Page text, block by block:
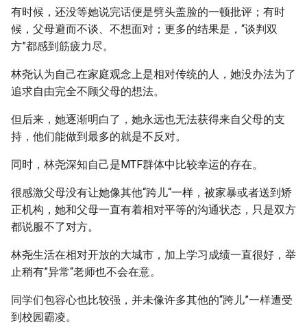
有时候，还没等她说完话便是劈头盖脸的一顿批评；有时
候，父母避而不谈、不想面对；更多的结果是，“谈判双
方”都感到筋疲力尽。
林尧认为自己在家庭观念上是相对传统的人，她没办法为了
追求自由完全不顾父母的想法。
但后来，她逐渐明白了，她永远也无法获得来自父母的支
持，他们能做到最多的就是不反对。
同时，林尧深知自己是MTF群体中比较幸运的存在。
很感激父母没有让她像其他“跨儿“一样，被家暴或者送到矫
正机构，她和父母一直有着相对平等的沟通状态，只是双方
都说服不了对方。
林尧生活在相对开放的大城市，加上学习成绩一直很好，举
止稍有”异常“老师也不会在意。
同学们包容心也比较强，并未像许多其他的“跨儿”一样遭受
到校园霸凌。